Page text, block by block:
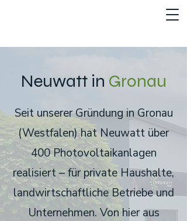
Neuwatt in Gronau
Seit unserer Gründung in Gronau
(Westfalen) hat Neuwatt über
400 Photovoltaikanlagen
realisiert – für private Haushalte,
landwirtschaftliche Betriebe und
Unternehmen. Von hier aus